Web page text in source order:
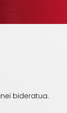
bideratua.